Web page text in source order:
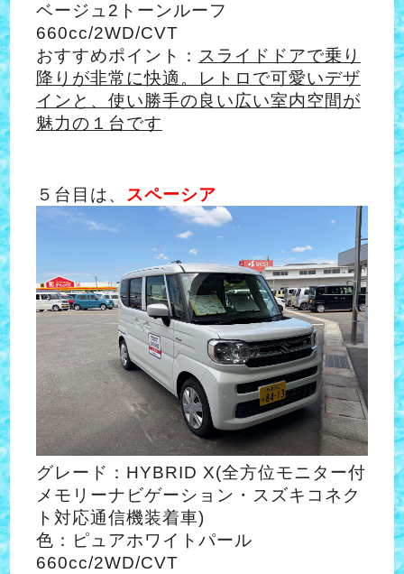
ベージュ2トーンルーフ
660cc/2WD/CVT
おすすめポイント： スライドドアで乗り
降りが非常に快適。レトロで可愛いデザ
インと、使い勝手の良い広い室内空間が
魅力の１台です
５台目は、 スペーシア
グレード：HYBRID X(全方位モニター付
メモリーナビゲーション・スズキコネク
ト対応通信機装着車)
色：ピュアホワイトパール
660cc/2WD/CVT